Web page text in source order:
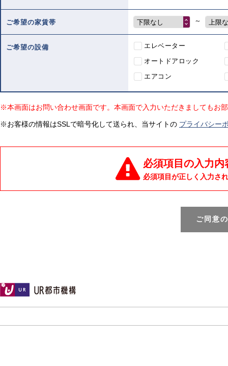
ご希望の家賃帯 下限なし ～ 上限
ご希望の設備
エレベーター
オートドアロック
エアコン
※本画面はお問い合わせ画面です。本画面で入力いただきましてもお
※お客様の情報はSSLで暗号化して送られ、当サイトの プライバシー
必須項目の入力
必須項目が正しく入力さ
ご同意